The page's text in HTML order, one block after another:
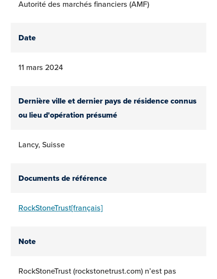
Autorité des marchés financiers (AMF)
Date
11 mars 2024
Dernière ville et dernier pays de résidence connus
ou lieu d'opération présumé
Lancy, Suisse
Documents de référence
RockStoneTrust[français]
Note
RockStoneTrust (rockstonetrust.com) n’est pas